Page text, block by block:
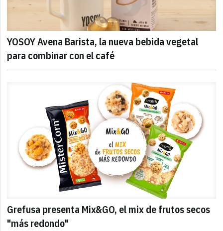
YOSOY Avena Barista, la nueva bebida vegetal
para combinar con el café
Grefusa presenta Mix&GO, el mix de frutos secos
"más redondo"